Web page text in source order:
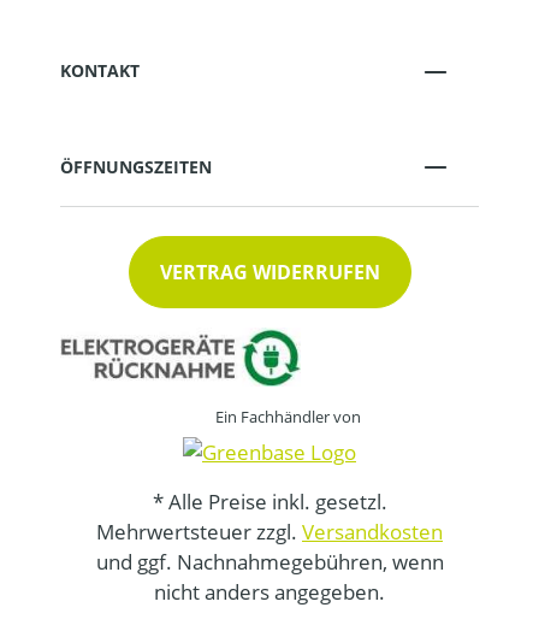
KONTAKT
ÖFFNUNGSZEITEN
VERTRAG WIDERRUFEN
Ein Fachhändler von
* Alle Preise inkl. gesetzl.
Mehrwertsteuer zzgl. Versandkosten
und ggf. Nachnahmegebühren, wenn
nicht anders angegeben.